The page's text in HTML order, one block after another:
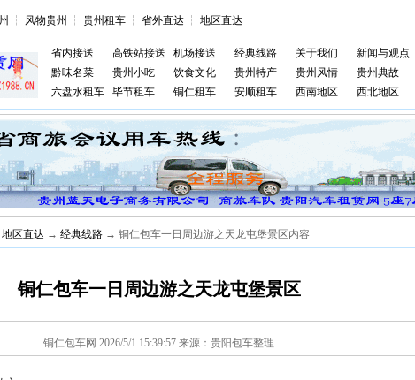
┆ 风物贵州 ┆ 贵州租车┆ 省外直达┆ 地区直达
省内接送 高铁站接送 机场接送 经典线路 关于我们 新闻与观点
黔味名菜
贵州小吃 饮食文化 贵州特产 贵州风情 贵州典故
六盘水租车
毕节租车 铜仁租车 安顺租车 西南地区 西北地区
地区直达→ 经典线路→ 铜仁包车一日周边游之天龙屯堡景区内容
铜仁包车一日周边游之天龙屯堡景区
铜仁包车网 2026/5/1 15:39:57 来源：贵阳包车整理